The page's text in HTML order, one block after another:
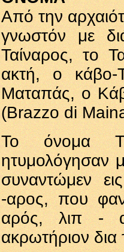
Από την
γνωστόν με
Ταίναρος, το
ακτή, ο κάβο-
Ματαπάς, ο
(Brazzo di
Το όνομα
ητυμολόγησαν
συναντώμεν
-αρος, που
αρός, λιπ -
ακρωτήριον